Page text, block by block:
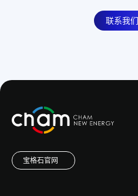
联系我们
宝格石官网